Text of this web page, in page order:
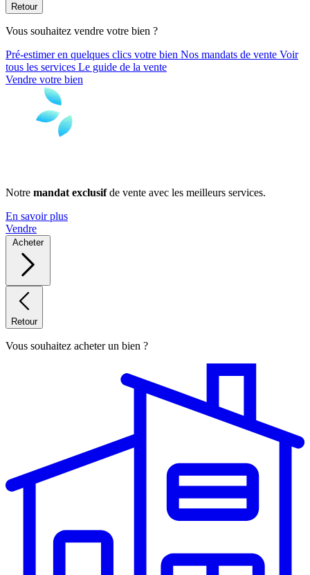
Retour
Vous souhaitez vendre votre bien ?
Pré-estimer en quelques clics votre bien Nos mandats de vente Voir
tous les services Le guide de la vente
Vendre votre bien
Notre mandat exclusifde vente avec les meilleurs services.
En savoir plus
Vendre
Acheter
Retour
Vous souhaitez acheter un bien ?